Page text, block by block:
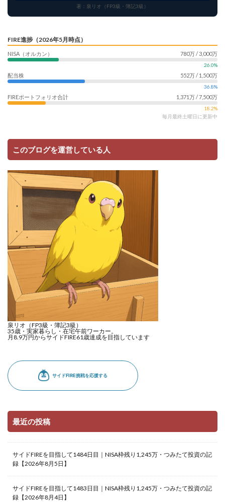
著：泉リオ（FP3級・簿記3級）
FIRE進捗（2026年5月時点）
NISA（オルカン） 780万 / 3,000万
26.0%
配当株 552万 / 1,500万
36.8%
FIREポートフォリオ合計 1,371万 / 7,500万
18.2%
毎月最終土曜日に更新中
このブログを運営している人
泉リオ（FP3級・簿記3級）
35歳・実家暮らし・在宅午前ワーカー。
月8.9万円からサイドFIRE61歳達成を目指しています
最近の投稿
サイドFIREを目指して1484日目｜NISA枠残り1,245万・つみたて投資の記
録【2026年8月5日】
サイドFIREを目指して1483日目｜NISA枠残り1,245万・つみたて投資の記
録【2026年8月4日】